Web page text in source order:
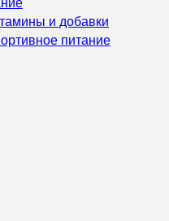
и добавки
питание